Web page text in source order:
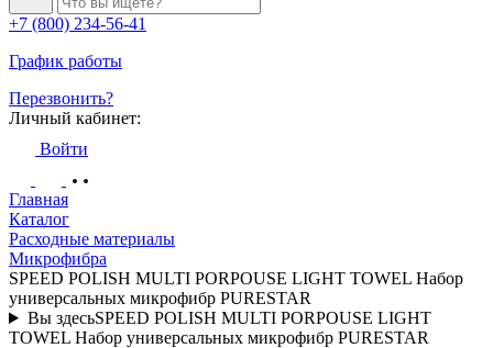
+7 (800) 234-56-41
График работы
Перезвонить?
Личный кабинет:
Войти
Главная
Каталог
Расходные материалы
Микрофибра
SPEED POLISH MULTI PORPOUSE LIGHT TOWEL Набор
универсальных микрофибр PURESTAR
Вы здесьSPEED POLISH MULTI PORPOUSE LIGHT
TOWEL Набор универсальных микрофибр PURESTAR